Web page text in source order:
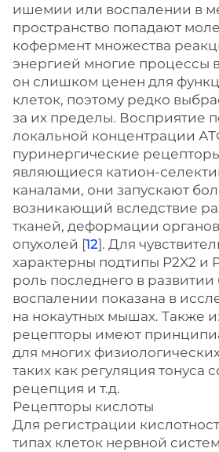
ишемии или воспалении в
пространство попадают
кофермент множества
энергией многие процессы
он слишком ценен для
клеток, поэтому редко
за их пределы. Восприятие
локальной концентрации
пуринергические
являющиеся катион-
каналами, они запускают
возникающий вследствие
тканей, деформации
опухолей [12]. Для
характерны подтипы P2X2 и
роль последнего в
воспалении показана в
на нокаутных мышах. Также
рецепторы имеют
для многих
таких как регуляция тонуса
рецепция и т.д.
Рецепторы кислоты
Для регистрации
типах клеток нервной